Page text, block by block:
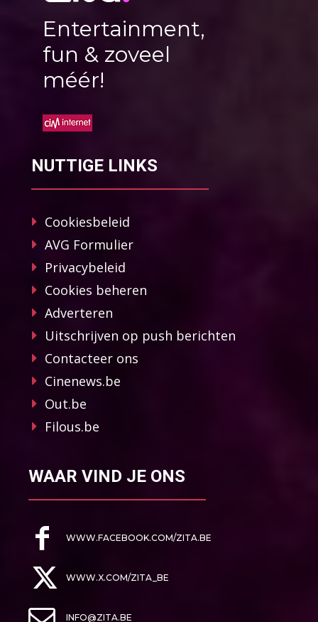
Entertainment,
fun & zoveel
méér!
NUTTIGE LINKS
Cookiesbeleid
AVG Formulier
Privacybeleid
Cookies beheren
Adverteren
Uitschrijven op push berichten
Contacteer ons
Cinenews.be
Out.be
Filous.be
WAAR VIND JE ONS
WWW.FACEBOOK.COM/ZITA.BE
WWW.X.COM/ZITA_BE
INFO@ZITA.BE